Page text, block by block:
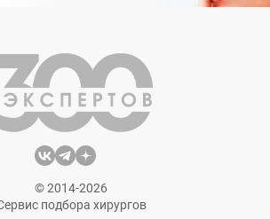
© 2014-2026
подбора хирургов